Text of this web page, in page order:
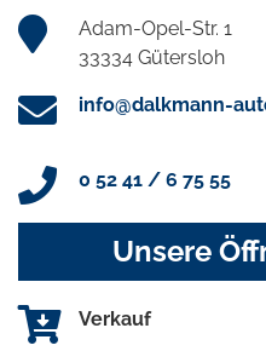
Adam-Opel-Str. 1
33334 Gütersloh
info@dalkmann-
0 52 41 / 6 75 55
Unsere
Verkauf